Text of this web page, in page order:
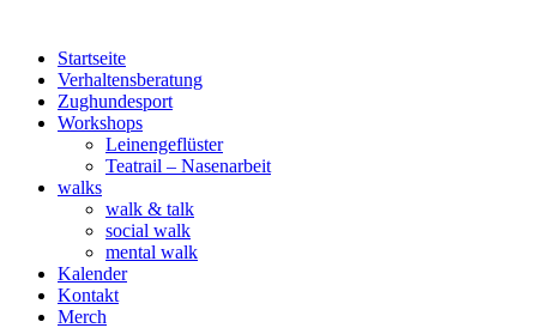
Startseite
Verhaltensberatung
Zughundesport
Workshops
Leinengeflüster
Teatrail – Nasenarbeit
walks
walk & talk
social walk
mental walk
Kalender
Kontakt
Merch